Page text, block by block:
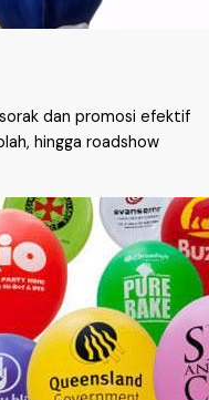
dan promosi efektif
hingga roadshow